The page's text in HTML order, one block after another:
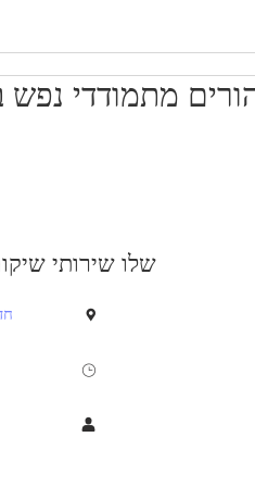
מתמודדי
שלו שירותי